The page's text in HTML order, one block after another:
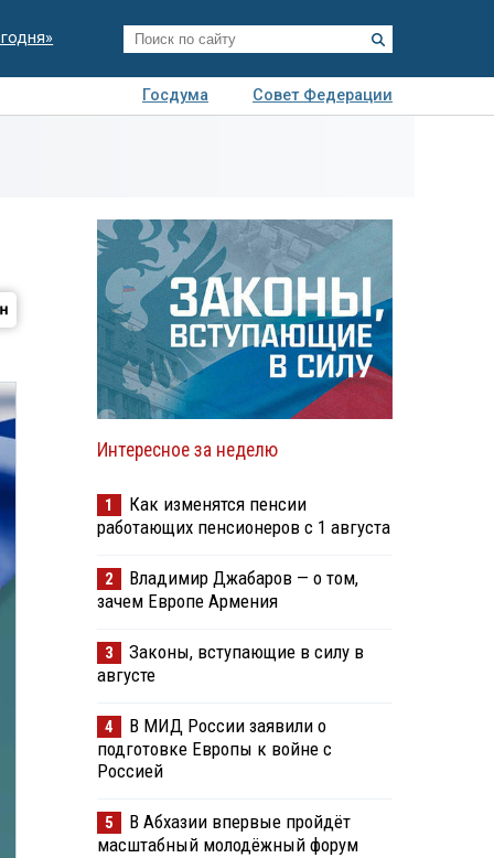
Госдума
Совет Федерации
Интересное за неделю
1
Как изменятся пенсии
работающих пенсионеров с 1 августа
2
Владимир Джабаров — о том,
зачем Европе Армения
3
Законы, вступающие в силу в
августе
4
В МИД России заявили о
подготовке Европы к войне с
Россией
5
В Абхазии впервые пройдёт
масштабный молодёжный форум